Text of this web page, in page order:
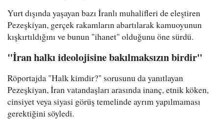
Yurt dışında yaşayan bazı İranlı muhalifleri de eleştiren
Pezeşkiyan, gerçek rakamların abartılarak kamuoyunun
kışkırtıldığını ve bunun "ihanet" olduğunu öne sürdü.
"İran halkı ideolojisine bakılmaksızın birdir"
Röportajda "Halk kimdir?" sorusunu da yanıtlayan
Pezeşkiyan, İran vatandaşları arasında inanç, etnik köken,
cinsiyet veya siyasi görüş temelinde ayrım yapılmaması
gerektiğini söyledi.